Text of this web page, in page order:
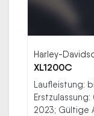
Harley-
XL1200C
Laufleistung:
2023; Gültige